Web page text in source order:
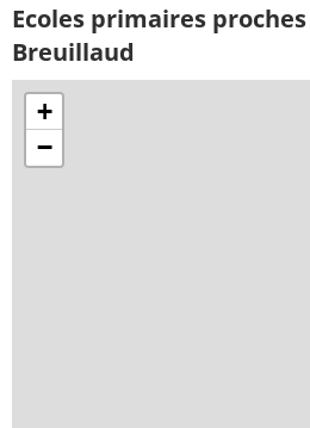
Ecoles primaires
Breuillaud
+
−